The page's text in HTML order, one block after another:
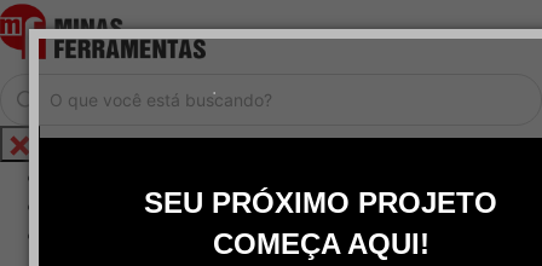
.
SEU PRÓXIMO PROJETO
COMEÇA AQUI!
Cadastrar / Logar
Central de Atendimento